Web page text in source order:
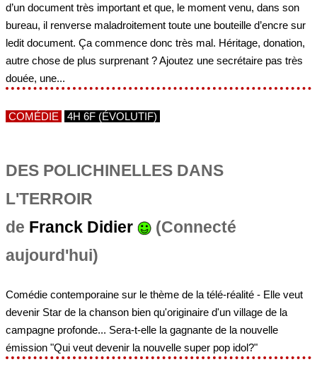
d’un document très important et que, le moment venu, dans son
bureau, il renverse maladroitement toute une bouteille d’encre sur
ledit document. Ça commence donc très mal. Héritage, donation,
autre chose de plus surprenant ? Ajoutez une secrétaire pas très
douée, une...
COMÉDIE 4H 6F (ÉVOLUTIF)
DES POLICHINELLES DANS
L'TERROIR
de Franck Didier
(Connecté
aujourd'hui)
Comédie contemporaine sur le thème de la télé-réalité - Elle veut
devenir Star de la chanson bien qu'originaire d'un village de la
campagne profonde... Sera-t-elle la gagnante de la nouvelle
émission "Qui veut devenir la nouvelle super pop idol?"